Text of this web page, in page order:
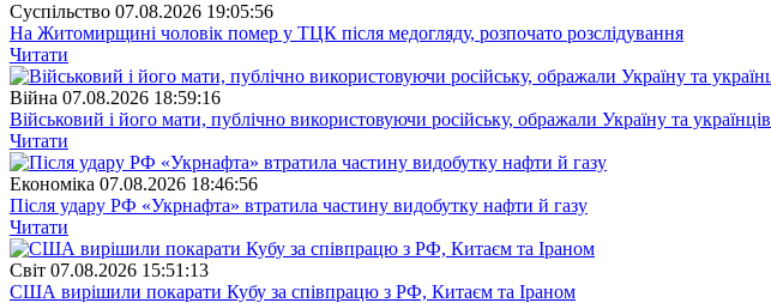
Суспiльство 07.08.2026 19:05:56
На Житомирщині чоловік помер у ТЦК після медогляду, розпочато розслідування
Читати
Війна 07.08.2026 18:59:16
Військовий і його мати, публічно використовуючи російську, ображали Україну та українців
Читати
Економіка 07.08.2026 18:46:56
Після удару РФ «Укрнафта» втратила частину видобутку нафти й газу
Читати
Свiт 07.08.2026 15:51:13
США вирішили покарати Кубу за співпрацю з РФ, Китаєм та Іраном